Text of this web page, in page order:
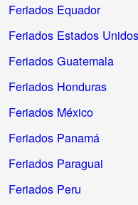
Feriados Equador
Feriados Estados Unidos
Feriados Guatemala
Feriados Honduras
Feriados México
Feriados Panamá
Feriados Paraguai
Feriados Peru